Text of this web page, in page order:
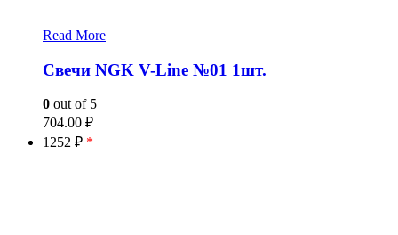
Read More
Свечи NGK V-Line №01 1шт.
0 out of 5
704.00 ₽
1252 ₽ *